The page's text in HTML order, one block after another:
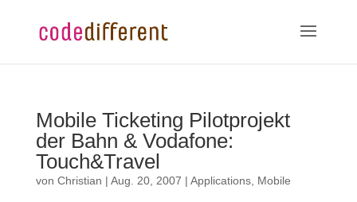
Mobile Ticketing Pilotprojekt
der Bahn & Vodafone:
Touch&Travel
von Christian | Aug. 20, 2007 | Applications, Mobile